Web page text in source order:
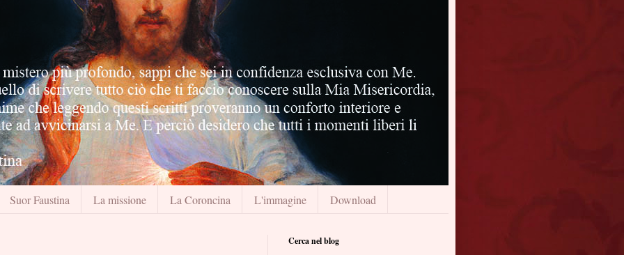
Suor Faustina La missione La Coroncina L'immagine Download
Cerca nel blog